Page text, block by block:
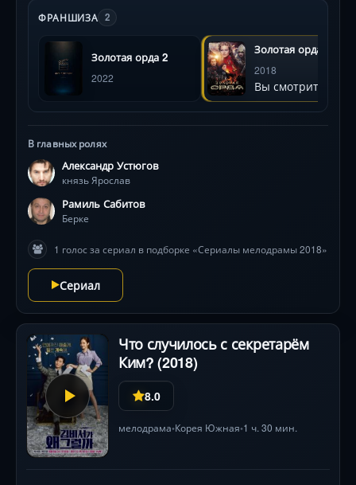
юной наложницы Айжан. На родине князь Ярослав,
получив «подарок» от Орды — загадочную Наргиз, —
оказывается перед выбором между долгом и
страстью. С роскошными костюмами и видами
монгольских степей сериал исследует личное
предательство, цену власти и неожиданные союзы в
эпоху ига. Звезды: Юлия Пересильд, Александр
ФРАНШИЗА 2
Золотая орда 2
2022
Золотая орда
2018
Вы смотрите
В главных ролях
Александр Устюгов
князь Ярослав
Рамиль Сабитов
Берке
1 голос за сериал в подборке «Сериалы мелодрамы 2018»
Сериал
Что случилось с секретарём
Ким? (2018)
8.0
мелодрама•Корея Южная•1 ч. 30 мин.